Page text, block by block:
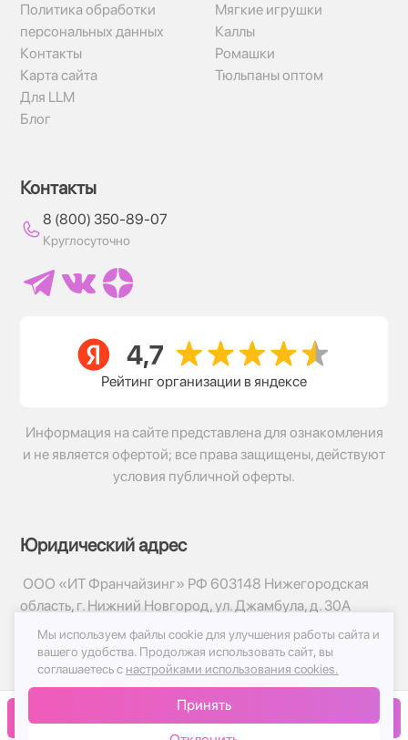
В корзину
Политика обработки
персональных данных
Контакты
Карта сайта
Для LLM
Блог
Мягкие игрушки
Каллы
Ромашки
Тюльпаны оптом
Контакты
8 (800) 350-89-07
Круглосуточно
Рейтинг организации в яндексе
Информация на сайте представлена для ознакомления
и не является офертой; все права защищены, действуют
условия публичной оферты.
Юридический адрес
ООО «ИТ Франчайзинг» РФ 603148 Нижегородская
область, г. Нижний Новгород, ул. Джамбула, д. 30А
© 2017-2026г, База Цветов 24.ру
Политика конфиденциальности
Публичная оферта
Мы используем файлы cookie для улучшения работы сайта и
вашего удобства. Продолжая использовать сайт, вы
соглашаетесь с настройками использования cookies.
Принять